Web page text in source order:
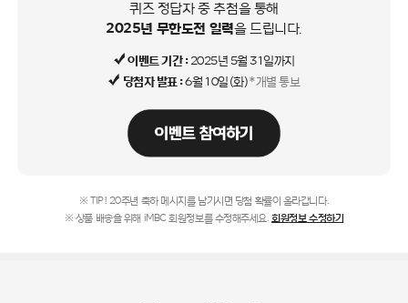
퀴즈 정답자 중 추첨을 통해
2025년 무한도전 일력을 드립니다.
이벤트 기간 : 2025년 5월 31일까지
당첨자 발표 :6월 10일(화)*개별 통보
※ TIP! 20주년 축하 메시지를 남기시면 당첨 확률이 올라갑니다.
※ 상품 배송을 위해 iMBC 회원정보를 수정해주세요.회원정보 수정하기